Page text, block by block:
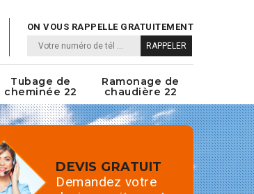
ON VOUS RAPPELLE GRATUITEMENT
Tubage de
cheminée 22
Ramonage de
chaudière 22
DEVIS GRATUIT
Demandez votre